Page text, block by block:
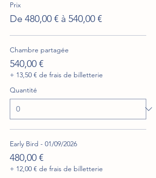
Prix
De 480,00 € à 540,00 €
Chambre partagée
540,00 €
+ 13,50 € de frais de billetterie
Quantité
Early Bird - 01/09/2026
480,00 €
+ 12,00 € de frais de billetterie